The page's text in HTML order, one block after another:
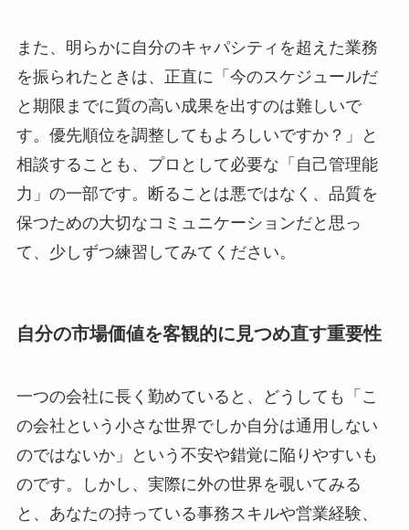
また、明らかに自分のキャパシティを超えた業務
を振られたときは、正直に「今のスケジュールだ
と期限までに質の高い成果を出すのは難しいで
す。優先順位を調整してもよろしいですか？」と
相談することも、プロとして必要な「自己管理能
力」の一部です。断ることは悪ではなく、品質を
保つための大切なコミュニケーションだと思っ
て、少しずつ練習してみてください。
自分の市場価値を客観的に見つめ直す重要性
一つの会社に長く勤めていると、どうしても「こ
の会社という小さな世界でしか自分は通用しない
のではないか」という不安や錯覚に陥りやすいも
のです。しかし、実際に外の世界を覗いてみる
と、あなたの持っている事務スキルや営業経験、